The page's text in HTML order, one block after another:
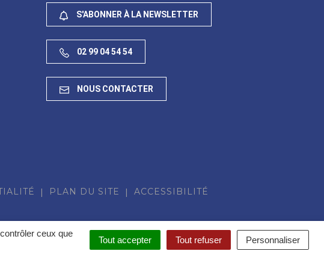
ceux que
Tout accepter Tout refuser Personnaliser
S'ABONNER À LA NEWSLETTER
02 99 04 54 54
NOUS CONTACTER
PLAN DU SITE ACCESSIBILITÉ